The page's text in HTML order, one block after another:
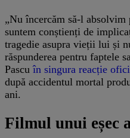
„Nu încercăm să-l
suntem conștienți de
tragedie asupra vieții lui și
răspunderea pentru faptele
Pascuîn singura reacție
după accidentul mortal
ani.
Filmul unui eșec